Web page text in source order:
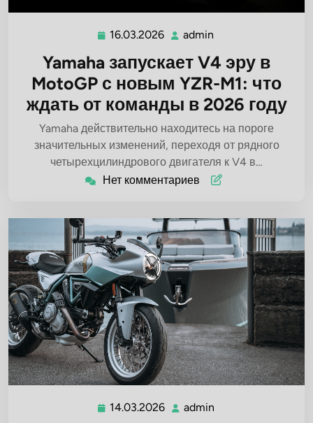
16.03.2026 16.03.2026
admin
Yamaha запускает V4 эру в
MotoGP с новым YZR-M1: что
ждать от команды в 2026 году
Yamaha действительно находитесь на пороге
значительных изменений, переходя от рядного
четырехцилиндрового двигателя к V4 в…
Нет комментариев
14.03.2026 14.03.2026
admin